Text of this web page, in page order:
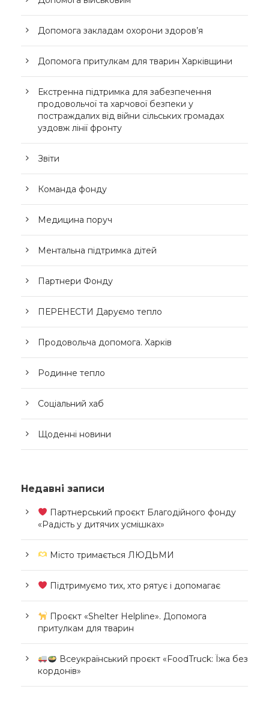
Допомога закладам охорони здоров’я
Допомога притулкам для тварин Харківщини
Екстренна підтримка для забезпечення
продовольчої та харчової безпеки у
постраждалих від війни сільських громадах
уздовж лінії фронту
Звіти
Команда фонду
Медицина поруч
Ментальна підтримка дітей
Партнери Фонду
ПЕРЕНЕСТИ Даруємо тепло
Продовольча допомога. Харків
Родинне тепло
Соціальний хаб
Щоденні новини
Недавні записи
Партнерський проєкт Благодійного фонду
«Радість у дитячих усмішках»
Місто тримається ЛЮДЬМИ
Підтримуємо тих, хто рятує і допомагає
Проєкт «Shelter Helpline». Допомога
притулкам для тварин
Всеукраїнський проєкт «FoodTruck: Їжа без
кордонів»